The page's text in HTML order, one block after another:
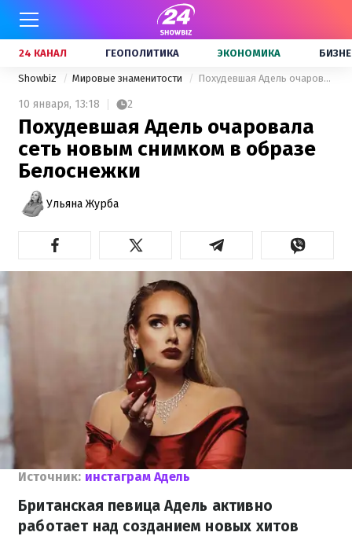
24 КАНАЛ ГЕОПОЛИТИКА ЭКОНОМИКА
Showbiz Мировые знаменитости Похудевшая Адель очаровала сеть новым снимком в образе Белоснежки
10 января, 13:18 2
Похудевшая Адель очаровала
сеть новым снимком в образе
Белоснежки
Ульяна Журба
Источник: инстаграм Адель
Британская певица Адель активно
работает над созданием новых хитов